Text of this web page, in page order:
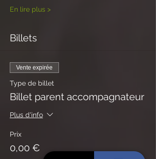
En lire plus >
Billets
Vente expirée
Type de billet
Billet parent accompagnateur
Plus d'info
Prix
0,00 €